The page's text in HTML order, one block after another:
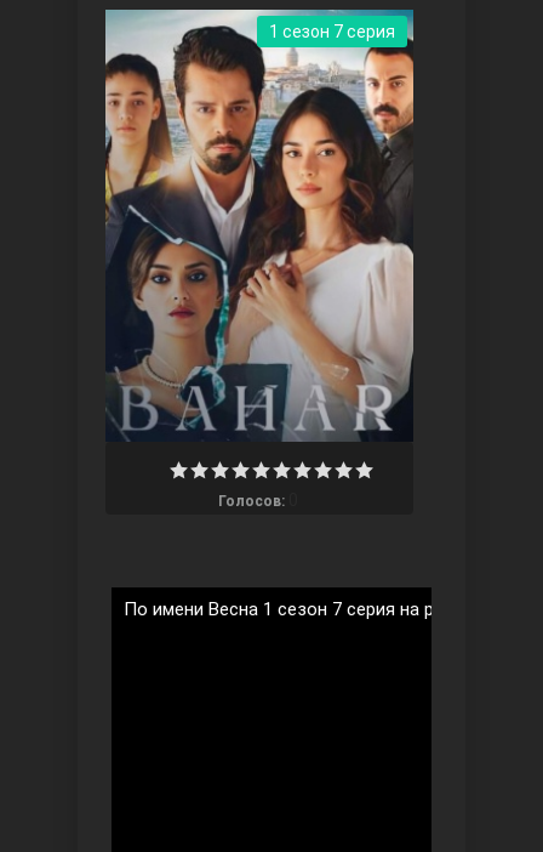
Ветреный холм
Ты назови
Голосов:
1 сезон 7 серия
По имени Весна 1 сезон 7 серия на русском